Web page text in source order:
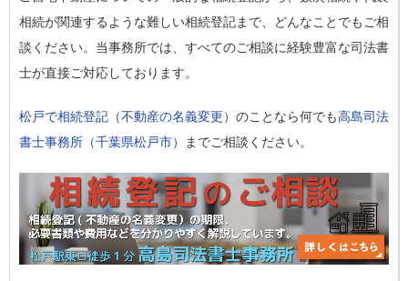
相続が関連するような難しい相続登記まで、どんなことでもご相
談ください。当事務所では、すべてのご相談に経験豊富な司法書
士が直接ご対応しております。
松戸で相続登記（不動産の名義変更） のことなら何でも高島司法
書士事務所（千葉県松戸市）
までご相談ください。